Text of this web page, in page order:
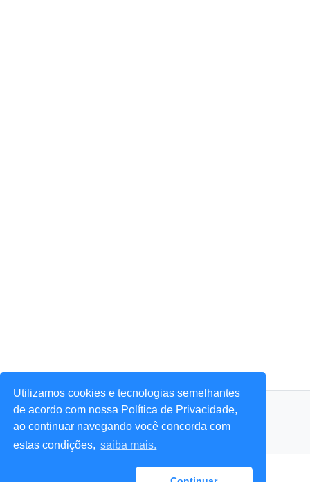
Utilizamos cookies e tecnologias semelhantes
de acordo com nossa Política de Privacidade,
ao continuar navegando você concorda com
estas condições, saiba mais.
© 2026 Portal Agora Sim! — Todos os direitos reservados.